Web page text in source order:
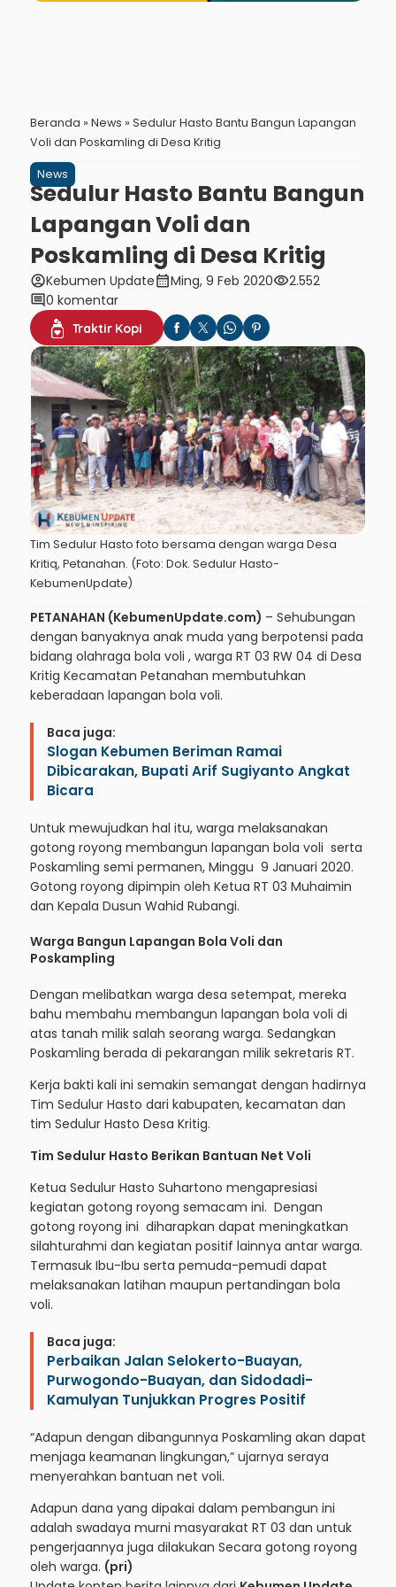
Beranda » News » Sedulur Hasto Bantu Bangun Lapangan
Voli dan Poskamling di Desa Kritig
News
Sedulur Hasto Bantu Bangun
Lapangan Voli dan
Poskamling di Desa Kritig
account_circleKebumen Updatecalendar_monthMing, 9 Feb 2020visibility2.552
comment0 komentar
Traktir Kopi
Tim Sedulur Hasto foto bersama dengan warga Desa
Kritiq, Petanahan. (Foto: Dok. Sedulur Hasto-
KebumenUpdate)
PETANAHAN (KebumenUpdate.com) – Sehubungan
dengan banyaknya anak muda yang berpotensi pada
bidang olahraga bola voli , warga RT 03 RW 04 di Desa
Kritig Kecamatan Petanahan membutuhkan
keberadaan lapangan bola voli.
Baca juga:
Slogan Kebumen Beriman Ramai
Dibicarakan, Bupati Arif Sugiyanto Angkat
Bicara
Untuk mewujudkan hal itu, warga melaksanakan
gotong royong membangun lapangan bola voli serta
Poskamling semi permanen, Minggu 9 Januari 2020.
Gotong royong dipimpin oleh Ketua RT 03 Muhaimin
dan Kepala Dusun Wahid Rubangi.
Warga Bangun Lapangan Bola Voli dan
Poskampling
Dengan melibatkan warga desa setempat, mereka
bahu membahu membangun lapangan bola voli di
atas tanah milik salah seorang warga. Sedangkan
Poskamling berada di pekarangan milik sekretaris RT.
Kerja bakti kali ini semakin semangat dengan hadirnya
Tim Sedulur Hasto dari kabupaten, kecamatan dan
tim Sedulur Hasto Desa Kritig.
Tim Sedulur Hasto Berikan Bantuan Net Voli
Ketua Sedulur Hasto Suhartono mengapresiasi
kegiatan gotong royong semacam ini. Dengan
gotong royong ini diharapkan dapat meningkatkan
silahturahmi dan kegiatan positif lainnya antar warga.
Termasuk Ibu-Ibu serta pemuda-pemudi dapat
melaksanakan latihan maupun pertandingan bola
voli.
Baca juga:
Perbaikan Jalan Selokerto-Buayan,
Purwogondo-Buayan, dan Sidodadi-
Kamulyan Tunjukkan Progres Positif
“Adapun dengan dibangunnya Poskamling akan dapat
menjaga keamanan lingkungan,” ujarnya seraya
menyerahkan bantuan net voli.
Adapun dana yang dipakai dalam pembangun ini
adalah swadaya murni masyarakat RT 03 dan untuk
pengerjaannya juga dilakukan Secara gotong royong
oleh warga. (pri)